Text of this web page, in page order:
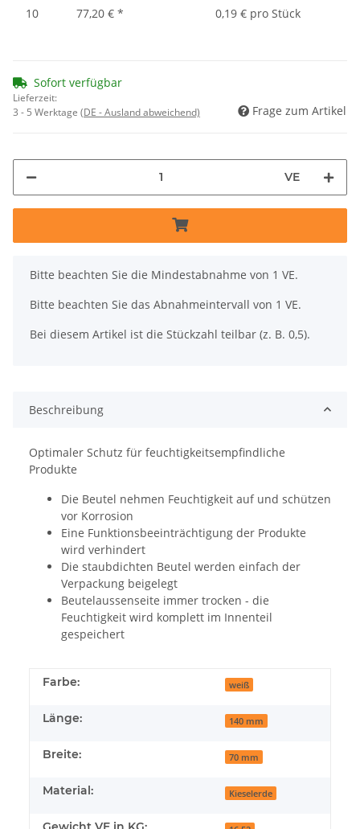
10
77,20 € * 0,19 € pro Stück
Sofort verfügbar
Lieferzeit:
3 - 5 Werktage (DE - Ausland abweichend) Frage zum Artikel
VE
x
Bitte beachten Sie die Mindestabnahme von 1 VE.
Bitte beachten Sie das Abnahmeintervall von 1 VE.
Bei diesem Artikel ist die Stückzahl teilbar (z. B. 0,5).
Beschreibung
Optimaler Schutz für feuchtigkeitsempfindliche
Produkte
Die Beutel nehmen Feuchtigkeit auf und schützen
vor Korrosion
Eine Funktionsbeeinträchtigung der Produkte
wird verhindert
Die staubdichten Beutel werden einfach der
Verpackung beigelegt
Beutelaussenseite immer trocken - die
Feuchtigkeit wird komplett im Innenteil
gespeichert
Farbe: weiß
Länge: 140 mm
Breite: 70 mm
Material: Kieselerde